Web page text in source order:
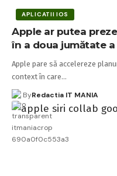
APLICATII IOS
Apple ar putea
în a doua jumătate
Apple pare să accelereze
context în care…
ByRedactia IT MANIA